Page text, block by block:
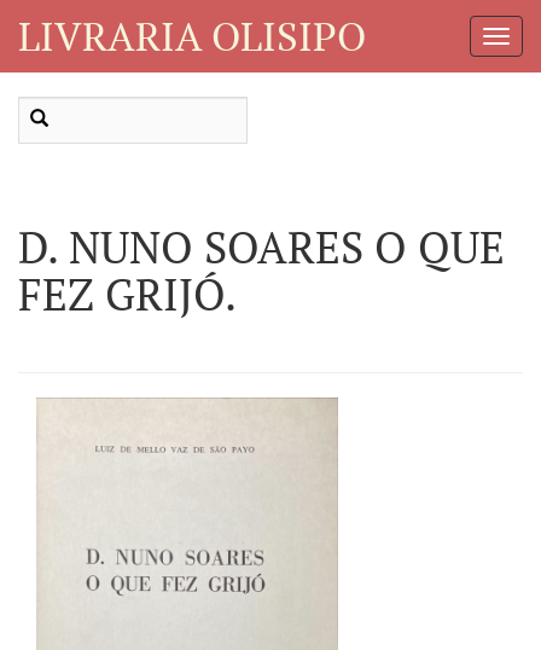
LIVRARIA OLISIPO
D. NUNO SOARES O QUE
FEZ GRIJÓ.